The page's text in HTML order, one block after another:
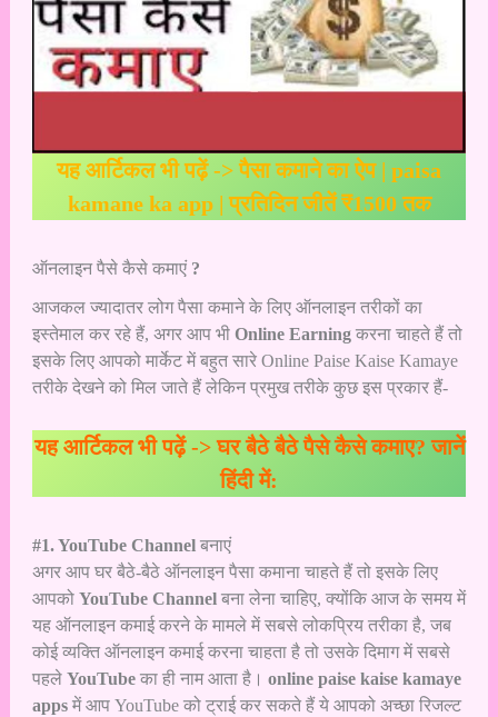
यह आर्टिकल भी पढ़ें ->पैसा कमाने का ऐप | paisa
kamane ka app | प्रतिदिन जीतें ₹1500 तक
ऑनलाइन पैसे कैसे कमाएं ?
आजकल ज्यादातर लोग पैसा कमाने के लिए ऑनलाइन तरीकों का
इस्तेमाल कर रहे हैं, अगर आप भी Online Earningकरना चाहते हैं तो
इसके लिए आपको मार्केट में बहुत सारे Online Paise Kaise Kamaye
तरीके देखने को मिल जाते हैं लेकिन प्रमुख तरीके कुछ इस प्रकार हैं-
यह आर्टिकल भी पढ़ें -> घर बैठे बैठे पैसे कैसे कमाए? जानें
हिंदी में:
#1. YouTube Channel बनाएं
अगर आप घर बैठे-बैठे ऑनलाइन पैसा कमाना चाहते हैं तो इसके लिए
आपको YouTube Channelबना लेना चाहिए, क्योंकि आज के समय में
यह ऑनलाइन कमाई करने के मामले में सबसे लोकप्रिय तरीका है, जब
कोई व्यक्ति ऑनलाइन कमाई करना चाहता है तो उसके दिमाग में सबसे
पहले YouTubeका ही नाम आता है। online paise kaise kamaye
appsमें आप YouTube को ट्राई कर सकते हैं ये आपको अच्छा रिजल्ट